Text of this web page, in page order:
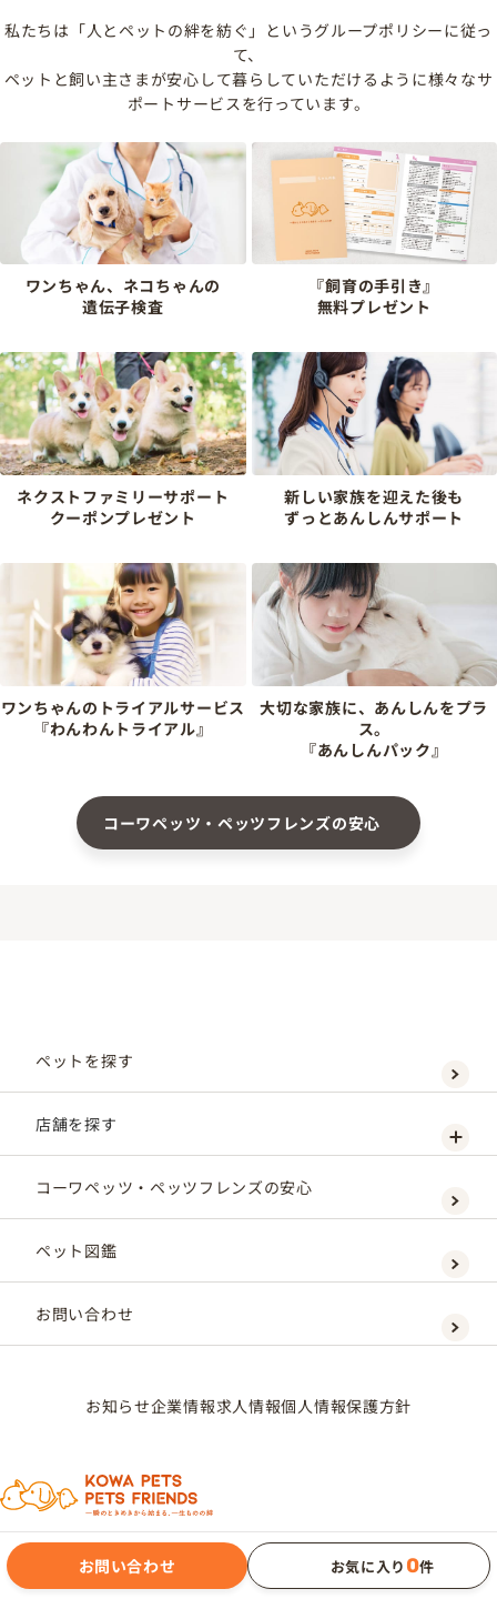
私たちは「人とペットの絆を紡ぐ」というグループポリシーに従っ
て、
ペットと飼い主さまが安心して暮らしていただけるように様々なサ
ポートサービスを行っています。
ワンちゃん、ネコちゃんの
遺伝子検査
『飼育の手引き』
無料プレゼント
ネクストファミリーサポート
クーポンプレゼント
新しい家族を迎えた後も
ずっとあんしんサポート
ワンちゃんのトライアルサービス
『わんわんトライアル』
大切な家族に、あんしんをプラ
ス。
『あんしんパック』
コーワペッツ・ペッツフレンズの安心
お問い合わせ お気に入り 0件
ペットを探す
店舗を探す
コーワペッツ・ペッツフレンズの安心
ペット図鑑
お問い合わせ
お知らせ企業情報求人情報個人情報保護方針
KOWAPETS CORPORATION Co., Ltd.